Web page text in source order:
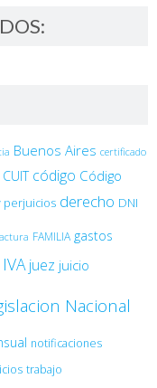
Buenos Aires certificado
CUIT código Código
perjuicios derecho DNI
FAMILIA gastos
IVA juez juicio
Nacional
notificaciones
trabajo